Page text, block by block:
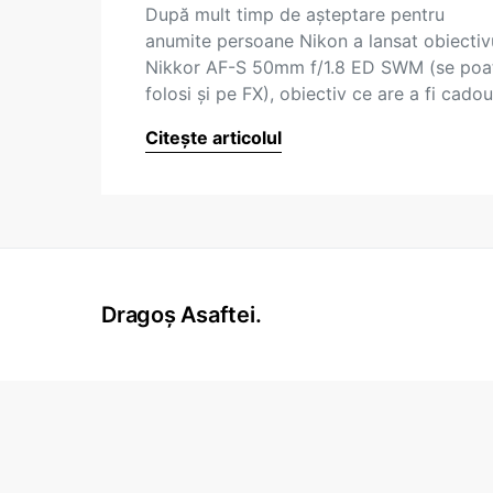
După mult timp de așteptare pentru
anumite persoane Nikon a lansat
Nikkor AF-S 50mm f/1.8 ED SWM (se
folosi și pe FX), obiectiv ce are a fi
Citește articolul
Dragoș Asaftei.